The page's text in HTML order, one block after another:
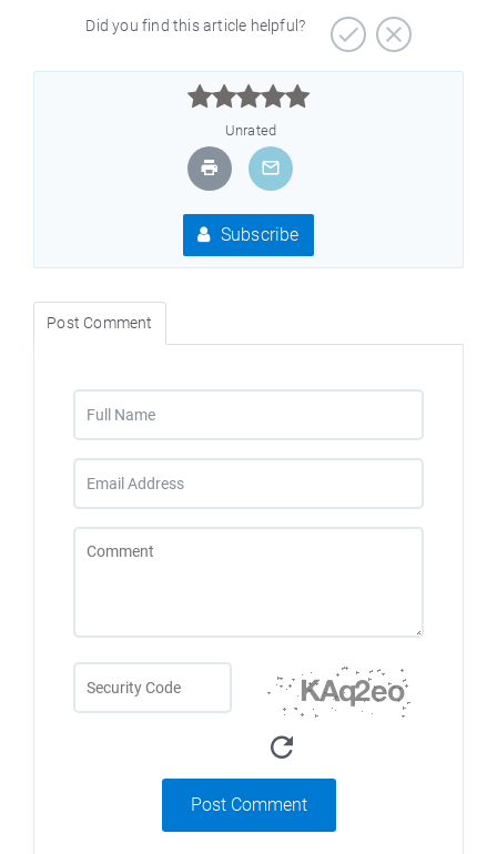
Did you find this article helpful?



Unrated
Subscribe
Post Comment
Post Comment